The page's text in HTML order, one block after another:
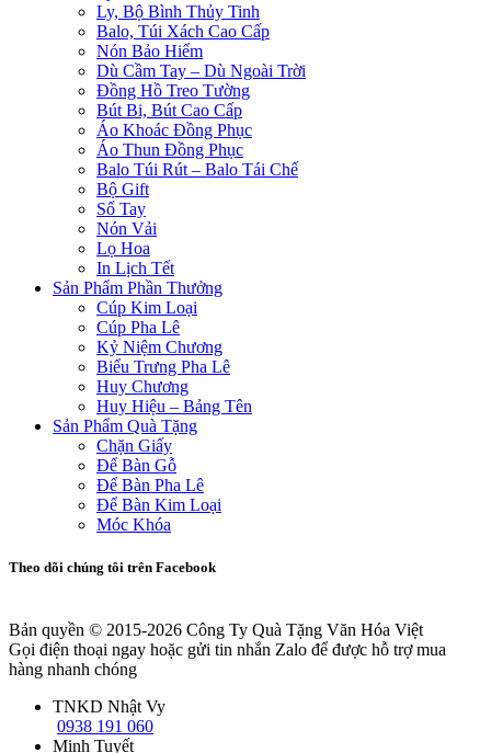
Ly, Bộ Bình Thủy Tinh
Balo, Túi Xách Cao Cấp
Nón Bảo Hiểm
Dù Cầm Tay – Dù Ngoài Trời
Đồng Hồ Treo Tường
Bút Bi, Bút Cao Cấp
Áo Khoác Đồng Phục
Áo Thun Đồng Phục
Balo Túi Rút – Balo Tái Chế
Bộ Gift
Sổ Tay
Nón Vải
Lọ Hoa
In Lịch Tết
Sản Phẩm Phần Thưởng
Cúp Kim Loại
Cúp Pha Lê
Kỷ Niệm Chương
Biểu Trưng Pha Lê
Huy Chương
Huy Hiệu – Bảng Tên
Sản Phẩm Quà Tặng
Chặn Giấy
Để Bàn Gỗ
Để Bàn Pha Lê
Để Bàn Kim Loại
Móc Khóa
Theo dõi chúng tôi trên Facebook
Bản quyền © 2015-2026 Công Ty Quà Tặng Văn Hóa Việt
Gọi điện thoại ngay hoặc gửi tin nhắn Zalo để được hỗ trợ mua
hàng nhanh chóng
TNKD Nhật Vy
0938 191 060
Minh Tuyết